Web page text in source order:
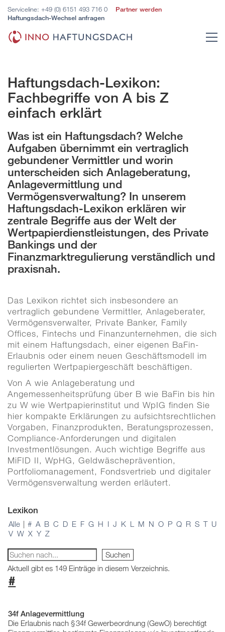
Serviceline: +49 (0) 6151 493 716 0
Partner werden
Haftungsdach-Wechsel anfragen
Haftungsdach-Lexikon:
Fachbegriffe von A bis Z
einfach erklärt
Was ist ein Haftungsdach? Welche
Aufgaben übernimmt ein vertraglich
gebundener Vermittler und worin
unterscheiden sich Anlageberatung,
Anlagevermittlung und
Vermögensverwaltung? In unserem
Haftungsdach-Lexikon erklären wir
zentrale Begriffe aus der Welt der
Wertpapierdienstleistungen, des Private
Bankings und der
Finanzmarktregulierung verständlich und
praxisnah.
Das Lexikon richtet sich insbesondere an
vertraglich gebundene Vermittler, Anlageberater,
Vermögensverwalter, Private Banker, Family
Offices, Fintechs und Finanzunternehmen, die sich
mit einem Haftungsdach, einer eigenen BaFin-
Erlaubnis oder einem neuen Geschäftsmodell im
regulierten Wertpapiergeschäft beschäftigen.
Von A wie Anlageberatung und
Angemessenheitsprüfung über B wie BaFin bis hin
zu W wie Wertpapierinstitut und WpIG finden Sie
hier kompakte Erklärungen zu aufsichtsrechtlichen
Vorgaben, Finanzprodukten, Beratungsprozessen,
Compliance-Anforderungen und digitalen
Investmentlösungen. Auch wichtige Begriffe aus
MiFID II, WpHG, Geldwäscheprävention,
Portfoliomanagement, Fondsvertrieb und digitaler
Vermögensverwaltung werden erläutert.
Lexikon
Alle | # A B C D E F G H I J K L M N O P Q R S T U
V W X Y Z
Aktuell gibt es 149 Einträge in diesem Verzeichnis.
#
34f Anlagevermittlung
Die Erlaubnis nach § 34f Gewerbeordnung (GewO) berechtigt